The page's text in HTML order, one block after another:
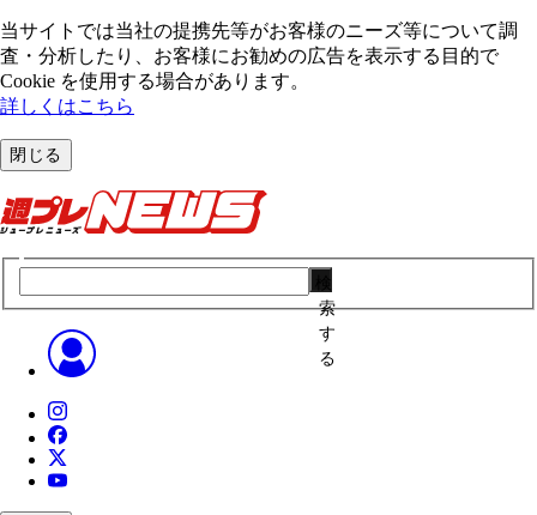
当サイトでは当社の提携先等がお客様のニーズ等について調
査・分析したり、お客様にお勧めの広告を表⽰する⽬的で
Cookie を使⽤する場合があります。
詳しくはこちら
閉じる
索
す
る